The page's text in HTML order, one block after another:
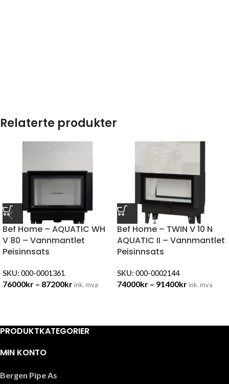
Relaterte produkter
Bef Home – AQUATIC WH
V 80 – Vannmantlet
Peisinnsats
SKU: 000-0001361
76000kr – 87200krink. mva
Bef Home – TWIN V 10 N
AQUATIC II – Vannmantlet
Peisinnsats
SKU: 000-0002144
74000kr – 91400krink. mva
PRODUKTKATEGORIER
MIN KONTO
Bergen Pipe As